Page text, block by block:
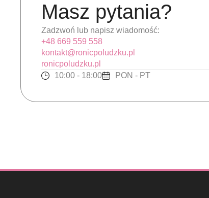
Masz pytania?
Zadzwoń lub napisz wiadomość:
+48 669 559 558
kontakt@ronicpoludzku.pl
ronicpoludzku.pl
10:00 - 18:00
PON - PT